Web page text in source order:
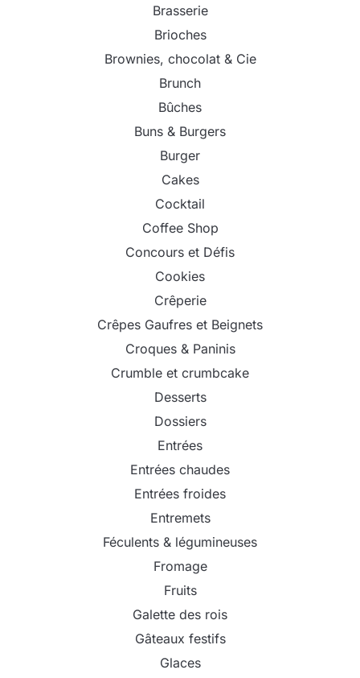
Brasserie
Brioches
Brownies, chocolat & Cie
Brunch
Bûches
Buns & Burgers
Burger
Cakes
Cocktail
Coffee Shop
Concours et Défis
Cookies
Crêperie
Crêpes Gaufres et Beignets
Croques & Paninis
Crumble et crumbcake
Desserts
Dossiers
Entrées
Entrées chaudes
Entrées froides
Entremets
Féculents & légumineuses
Fromage
Fruits
Galette des rois
Gâteaux festifs
Glaces